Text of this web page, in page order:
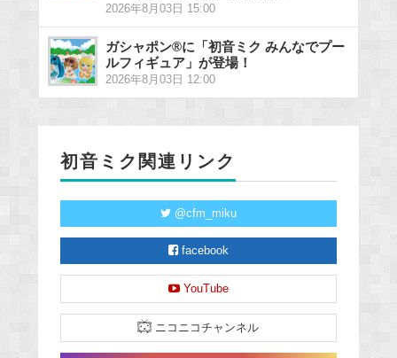
2026年8月03日 15:00
ガシャポン®に「初音ミク みんなでプー
ルフィギュア」が登場！
2026年8月03日 12:00
初音ミク関連リンク
@cfm_miku
facebook
YouTube
ニコニコチャンネル